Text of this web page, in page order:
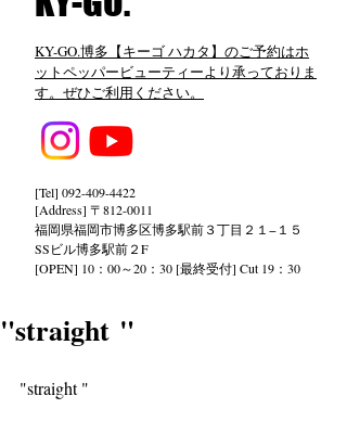
KY-GO.博多【キーゴ ハカタ】のご予約はホ
ットペッパービューティーより承っておりま
す。ぜひご利用ください。
[Tel] 092-409-4422
[Address] 〒812-0011
福岡県福岡市博多区博多駅前３丁目２１−１５
SSビル博多駅前２F
[OPEN] 10：00～20：30 [最終受付] Cut 19：30
"straight "
"straight "